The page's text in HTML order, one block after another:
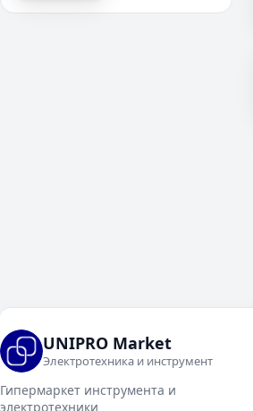
UNIPRO Market
Электротехника и инструмент
Гипермаркет инструмента и
электротехники